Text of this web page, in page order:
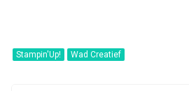
Stampin'Up! Wad Creatief